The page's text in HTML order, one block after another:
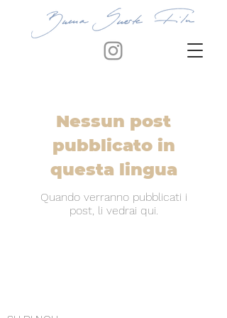
Nessun post
pubblicato in
questa lingua
Quando verranno pubblicati i
post, li vedrai qui.